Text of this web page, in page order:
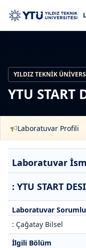
YILDIZ TEKNIK
YTU START
Laboratuvar Profili
Laboratuvar
: YTU START
Laboratuvar
: Çağatay Bilsel
İlgili Bölüm